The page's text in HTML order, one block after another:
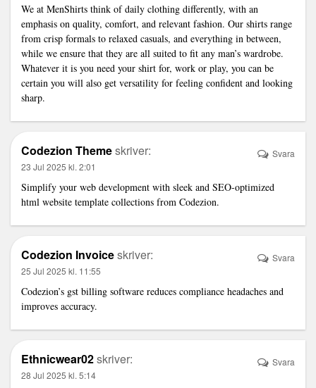
We at MenShirts think of daily clothing differently, with an
emphasis on quality, comfort, and relevant fashion. Our shirts range
from crisp formals to relaxed casuals, and everything in between,
while we ensure that they are all suited to fit any man’s wardrobe.
Whatever it is you need your shirt for, work or play, you can be
certain you will also get versatility for feeling confident and looking
sharp.
Codezion Themeskriver:
23 Jul 2025 kl. 2:01
Simplify your web development with sleek and SEO-optimized
html website template collections from Codezion.
Svara
Codezion Invoiceskriver:
25 Jul 2025 kl. 11:55
Codezion’s gst billing software reduces compliance headaches and
improves accuracy.
Svara
Ethnicwear02skriver:
28 Jul 2025 kl. 5:14
Svara